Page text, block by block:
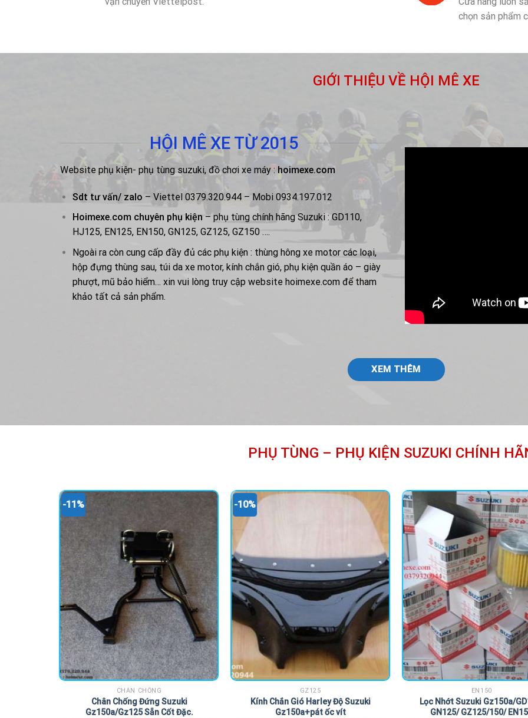
chọn sản phẩm
GIỚI THIỆU VỀ HỘI MÊ XE
HỘI MÊ XE TỪ 2015
Website phụ kiện- phụ tùng suzuki, đồ chơi xe máy : hoimexe.com
Sdt tư vấn/ zalo – Viettel 0379.320.944 – Mobi 0934.197.012
Hoimexe.com chuyên phụ kiện – phụ tùng chính hãng Suzuki : GD110,
HJ125, EN125, EN150, GN125, GZ125, GZ150 ….
Ngoài ra còn cung cấp đầy đủ các phụ kiện : thùng hông xe motor các loại,
hộp đựng thùng sau, túi da xe motor, kính chắn gió, phụ kiện quần áo – giày
phượt, mũ bảo hiểm… xin vui lòng truy cập website hoimexe.com để tham
khảo tất cả sản phẩm.
XEM THÊM
PHỤ TÙNG – PHỤ KIỆN SUZUKI CHÍNH
-11%
CHÂN CHỐNG
Chân Chống Đứng Suzuki
Gz150a/Gz125 Sẵn Cốt Đặc.
-10%
GZ125
Kính Chắn Gió Harley Độ Suzuki
Gz150a+pát ốc vít
EN150
Lọc Nhớt Suzuki Gz150a/
GN125/ GZ125/150/